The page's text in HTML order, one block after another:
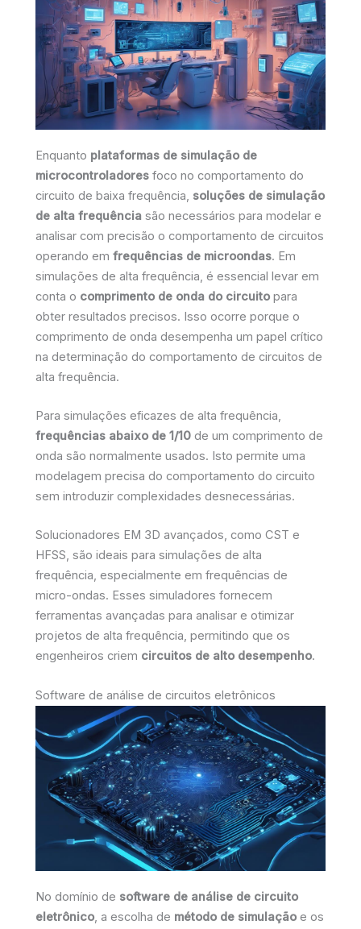
Enquanto plataformas de simulação de
microcontroladores foco no comportamento do
circuito de baixa frequência, soluções de simulação
de alta frequência são necessários para modelar e
analisar com precisão o comportamento de circuitos
operando em frequências de microondas. Em
simulações de alta frequência, é essencial levar em
conta o comprimento de onda do circuito para
obter resultados precisos. Isso ocorre porque o
comprimento de onda desempenha um papel crítico
na determinação do comportamento de circuitos de
alta frequência.
Para simulações eficazes de alta frequência,
frequências abaixo de 1/10 de um comprimento de
onda são normalmente usados. Isto permite uma
modelagem precisa do comportamento do circuito
sem introduzir complexidades desnecessárias.
Solucionadores EM 3D avançados, como CST e
HFSS, são ideais para simulações de alta
frequência, especialmente em frequências de
micro-ondas. Esses simuladores fornecem
ferramentas avançadas para analisar e otimizar
projetos de alta frequência, permitindo que os
engenheiros criem circuitos de alto desempenho.
Software de análise de circuitos eletrônicos
No domínio de software de análise de circuito
eletrônico, a escolha de método de simulação e os